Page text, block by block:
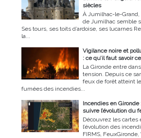
siècles
À Jumilhac-le-Grand,
de Jumilhac semble
Ses tours, ses toits d’ardoise, ses lucarnes
la...
Vigilance noire et
: ce qu’il faut savoir
La Gironde entre
tension. Depuis ce
feux de forêt atteint
fumées des incendies...
Incendies en
suivre l’évolution du
Découvrez les
l’évolution des
FIRMS,